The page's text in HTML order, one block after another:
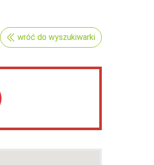
wróć do wyszukiwarki